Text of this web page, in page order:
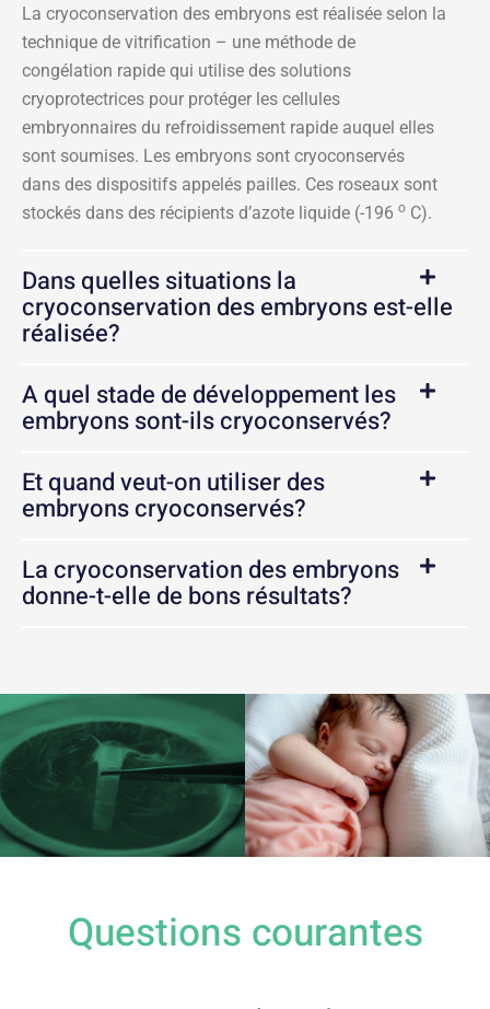
La cryoconservation des embryons est réalisée selon la
technique de vitrification – une méthode de
congélation rapide qui utilise des solutions
cryoprotectrices pour protéger les cellules
embryonnaires du refroidissement rapide auquel elles
sont soumises. Les embryons sont cryoconservés
dans des dispositifs appelés pailles. Ces roseaux sont
stockés dans des récipients d’azote liquide (-196 o C).
Dans quelles situations la
cryoconservation des embryons est-elle
réalisée?
A quel stade de développement les
embryons sont-ils cryoconservés?
Et quand veut-on utiliser des
embryons cryoconservés?
La cryoconservation des embryons
donne-t-elle de bons résultats?​
Questions courantes